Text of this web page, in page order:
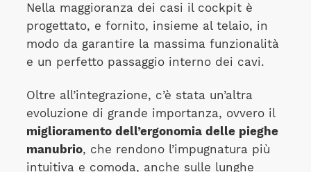
Nella maggioranza dei casi il cockpit è
progettato, e fornito, insieme al telaio, in
modo da garantire la massima funzionalità
e un perfetto passaggio interno dei cavi.
Oltre all’integrazione, c’è stata un’altra
evoluzione di grande importanza, ovvero il
miglioramento dell’ergonomia delle pieghe
manubrio, che rendono l’impugnatura più
intuitiva e comoda, anche sulle lunghe